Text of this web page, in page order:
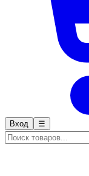
Вход ☰